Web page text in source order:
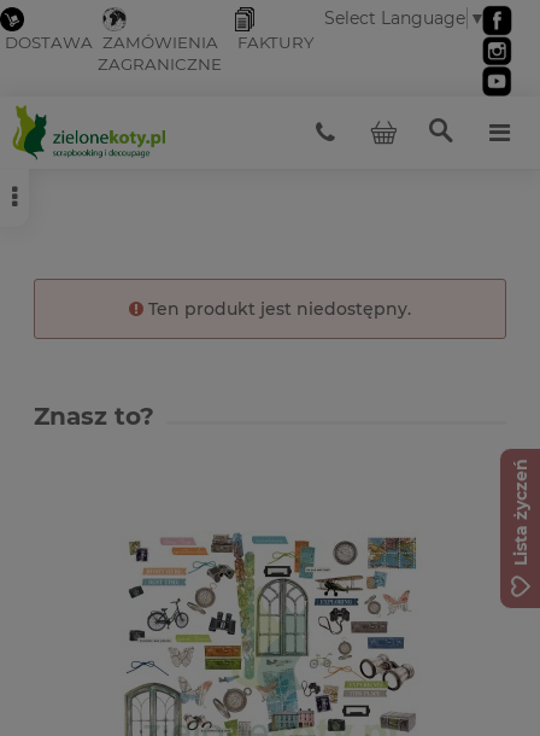
DOSTAWA ZAMÓWIENIA
ZAGRANICZNE
FAKTURY
Select Language ▼
Ten produkt jest niedostępny.
Znasz to?
Lista życzeń